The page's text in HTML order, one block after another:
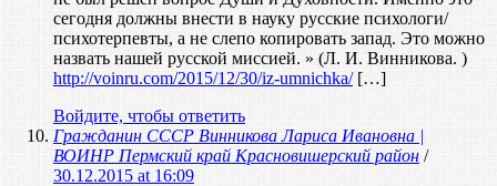
сегодня должны внести в науку русские психологи/
психотерпевты, а не слепо копировать запад. Это можно
назвать нашей русской миссией. » (Л. И. Винникова. )
http://voinru.com/2015/12/30/iz-umnichka/[…]
Войдите, чтобы ответить
Гражданин СССР Винникова Лариса Ивановна |
ВОИНР Пермский край Красновишерский район /
30.12.2015 at 16:09